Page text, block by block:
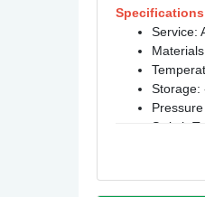
Specifications
Service:
Storage:
Switch
Process